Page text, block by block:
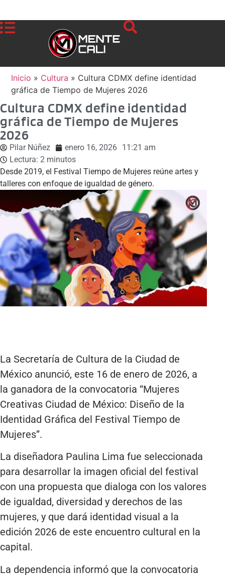
Inicio » Cultura » Cultura CDMX define identidad
gráfica de Tiempo de Mujeres 2026
Cultura CDMX define identidad
gráfica de Tiempo de Mujeres
2026
Pilar Núñez enero 16, 2026 11:21 am
Lectura: 2 minutos
Desde 2019, el Festival Tiempo de Mujeres reúne artes y
talleres con enfoque de igualdad de género.
La Secretaría de Cultura de la Ciudad de
México anunció, este 16 de enero de 2026, a
la ganadora de la convocatoria “Mujeres
Creativas Ciudad de México: Diseño de la
Identidad Gráfica del Festival Tiempo de
Mujeres”.
La diseñadora Paulina Lima fue seleccionada
para desarrollar la imagen oficial del festival
con una propuesta que dialoga con los valores
de igualdad, diversidad y derechos de las
mujeres, y que dará identidad visual a la
edición 2026 de este encuentro cultural en la
capital.
La dependencia informó que la convocatoria